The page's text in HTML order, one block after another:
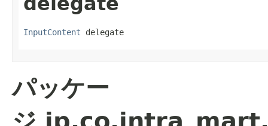
InputContent delegate
パッケー